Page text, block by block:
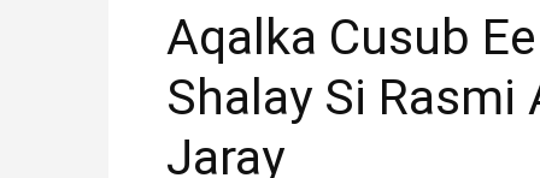
Aqalka Cusub
Shalay Si Rasmi
Jaray